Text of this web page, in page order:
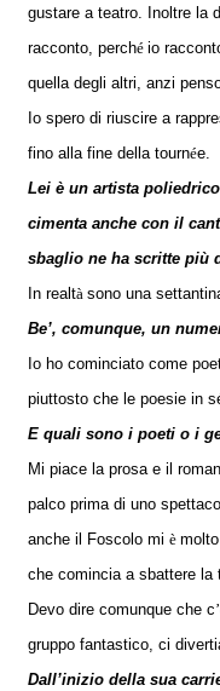
gustare a teatro. Inoltre la
racconto, perché io
quella degli altri, anzi
Io spero di riuscire a
fino alla fine della tournée.
Lei è un artista
cimenta anche con il
sbaglio ne ha scritte più
In realtà sono una
Be’, comunque, un
Io ho cominciato come
piuttosto che le poesie in
E quali sono i poeti o i
Mi piace la prosa e il
palco prima di uno
anche il Foscolo mi è
che comincia a sbattere la
Devo dire comunque che c
gruppo fantastico, ci
Dall’inizio della sua